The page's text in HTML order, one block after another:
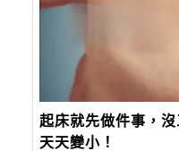
起床就先做件事，
天天變小！